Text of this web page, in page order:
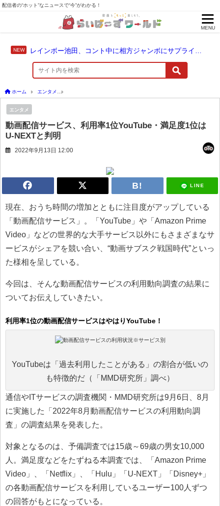
配信者の“ホット”なニュースで“今”がわかる！
MENU
ホーム エンタメ
エンタメ
動画配信サービス、利用率1位YouTube・満足度1位は
U-NEXTと判明
2022年9月13日 12:00
LINE
現在、おうち時間の増加とともに注目度がアップしている
「動画配信サービス」。「YouTube」や「Amazon Prime
Video」などの世界的な大手サービス以外にもさまざまなサ
ービスがシェアを競い合い、“動画サブスク戦国時代”といっ
た様相を呈している。
今回は、そんな動画配信サービスの利用動向調査の結果に
ついてお伝えしていきたい。
利用率1位の動画配信サービスはやはりYouTube！
YouTubeは「過去利用したことがある」の割合が低いの
も特徴的だ（「MMD研究所」調べ）
通信やITサービスの調査機関・MMD研究所は9月6日、8月
に実施した「2022年8月動画配信サービスの利用動向調
査」の調査結果を発表した。
対象となるのは、予備調査では15歳～69歳の男女10,000
人。満足度などをたずねる本調査では、「Amazon Prime
Video」、「Netflix」、「Hulu」「U-NEXT」「Disney+」
の各動画配信サービスを利用しているユーザー100人ずつ
の回答がもとになっている。